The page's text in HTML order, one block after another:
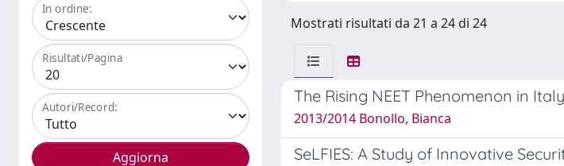
In ordine:
Risultati/Pagina
Autori/Record:
Mostrati risultati da 21 a 24 di 24
The Rising NEET Phenomenon in
2013/2014 Bonollo, Bianca
SeLFIES: A Study of Innovative